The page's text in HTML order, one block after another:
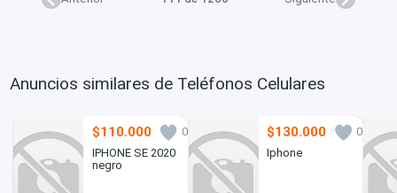
Anuncios similares de Teléfonos Celulares
$110.000
0
IPHONE SE 2020
negro
$130.000
0
Iphone